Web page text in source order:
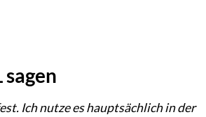
Ich nutze es hauptsächlich in der